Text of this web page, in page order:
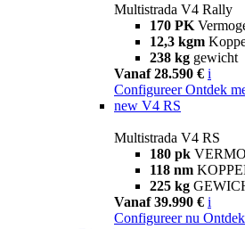
Multistrada V4 Rally
170 PK
12,3 kgm
238 kg gewicht
Vanaf 28.590 € i
Configureer Ontdek
new V4 RS
Multistrada V4 RS
180 pk
118 nm
225 kg
Vanaf 39.990 € i
Configureer nu